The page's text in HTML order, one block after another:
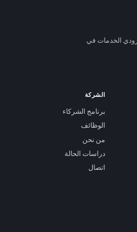
الخدمات في
الشركة
برنامج الشركاء
الوظائف
من نحن
دراسات الحالة
اتصال